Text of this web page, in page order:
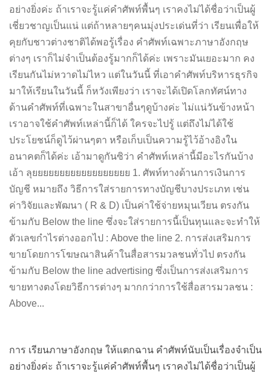
อย่างยิ่งค่ะ ถ้าเราจะรู้แค่คำศัพท์พื้นๆ เราคงไม่ได้ชื่อว่าเป็นผู้
เชี่ยวชาญเป็นแน่ แต่ถ้าหลายๆคนมุ่งประเด่นที่ว่า เรียนเพื่อให้
คุยกับชาวต่างชาติได้พอรู้เรื่อง คำศัพท์เฉพาะภาษาอังกฤษ
ต่างๆ เราก็ไม่จำเป็นต้องรู้มากก็ได้ค่ะ เพราะมันเยอะมาก คง
เรียนกันไม่หวาดไม่ไหว แต่ในวันนี้ ที่เอาคำศัพท์บริหารธุรกิจ
มาให้เรียนในวันนี้ ก็หวังเพียงว่า เราจะได้เปิดโลกทัศน์ทาง
ด้านคำศัพท์ที่เฉพาะในสาขาอื่นๆดูบ้างค่ะ ไม่แน่วันข้างหน้า
เราอาจใช้คำศัพท์เหล่านี้ก็ได้ ใครจะไปรู้ แต่ถึงไม่ได้ใช้
ประโยชน์ก็ดูไว้ผ่านๆตา หรือเก็บเป็นความรู้ไว้อ้างอิงใน
อนาคตก็ได้ค่ะ เอ้ามาดูกันซิว่า คำศัพท์เหล่านี้มีอะไรกันบ้าง
เอ้า ลุยยยยยยยยยยยยยยยยยย 1. ศัพท์ทางด้านการเงินการ
บัญชี หมายถึง วิธีการใส่รายการทางบัญชีบางประเภท เช่น
ค่าวิจัยและพัฒนา ( R & D) เป็นค่าใช้จ่ายหมุนเวียน ตรงกัน
ข้ามกับ Below the line ซึ่งจะใส่รายการนี้เป็นทุนและจะทำให้
ตัวเลขกำไรต่างออกไป : Above the line 2. การส่งเสริมการ
ขายโดยการโฆษณาสินค้าในสื่อสารมวลชนทั่วไป ตรงกัน
ข้ามกับ Below the line advertising ซึ่งเป็นการส่งเสริมการ
ขายทางตงโดยวิธีการต่างๆ มากกว่าการใช้สื่อสารมวลชน :
Above...
การ เรียนภาษาอังกฤษ ให้แตกฉาน คำศัพท์นับเป็นเรื่องจำเป็น
อย่างยิ่งค่ะ ถ้าเราจะรู้แค่คำศัพท์พื้นๆ เราคงไม่ได้ชื่อว่าเป็นผู้